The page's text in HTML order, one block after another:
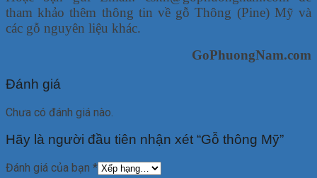
tham khảo thêm thông tin về gỗ Thông (Pine) Mỹ và
các gỗ nguyên liệu khác.
GoPhuongNam.com
Đánh giá
Chưa có đánh giá nào.
Hãy là người đầu tiên nhận xét “Gỗ thông Mỹ”
Đánh giá của bạn *